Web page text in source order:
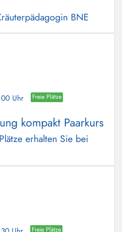
BNE
Uhr Freie Plätze
kompakt Paarkurs
erhalten Sie bei
Freie Plätze